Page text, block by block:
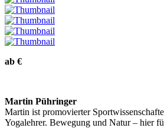
ab €
Martin Pühringer
Martin ist promovierter
Yogalehrer. Bewegung und Natur – hier